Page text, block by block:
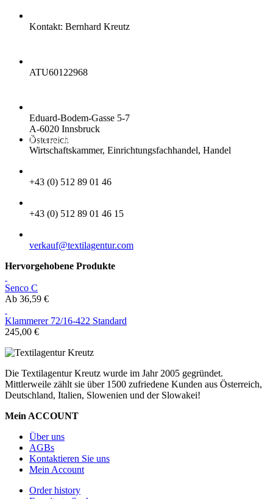
Kontakt: Bernhard Kreutz
ATU60122968
Eduard-Bodem-Gasse 5-7
A-6020 Innsbruck
Österreich
MITGLIEDSCHAFTEN
Wirtschaftskammer, Einrichtungsfachhandel, Handel
+43 (0) 512 89 01 46
+43 (0) 512 89 01 46 15
verkauf@textilagentur.com
Hervorgehobene Produkte
Senco C
Ab 36,59 €
Klammerer 72/16-422 Standard
245,00 €
Die Textilagentur Kreutz wurde im Jahr 2005 gegründet.
Mittlerweile zählt sie über 1500 zufriedene Kunden aus Österreich,
Deutschland, Italien, Slowenien und der Slowakei!
Mein ACCOUNT
Über uns
AGBs
Kontaktieren Sie uns
Mein Account
Order history